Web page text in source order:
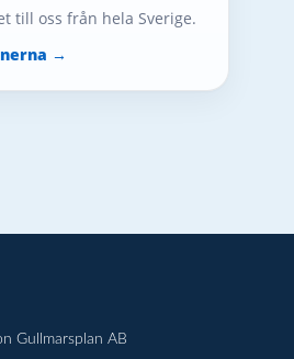
till oss från hela Sverige.
→
Gullmarsplan AB